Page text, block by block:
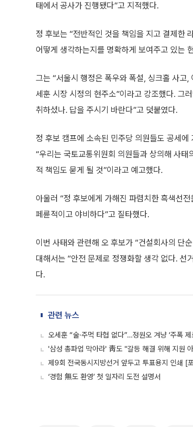
태에서 공사가 진행됐다”고 지적했다.
정 후보는 “전반적인 것을 책임을 지고 결제한
어떻게 생각하는지를 명확하게 보여주고 있는
그는 “서울시 행정은 폭우와 폭설, 싱크홀 사고
세훈 시장 시정의 현주소”이라고 강조했다. 그
취하셨나. 답을 주시기 바란다”고 덧붙였다.
정 후보 캠프에 소속된 민주당 의원들도 공세
“우리는 국토교통위원회 의원들과 상의해 사
적 책임도 묻게 될 것”이라고 예고했다.
아울러 “정 후보에게 가해진 파렴치한 흑색선
페륜적이고 야비하다”고 질타했다.
이번 사태와 관련해 오 후보가 “건설회사의 단
대해서는 “안전 문제로 정쟁화할 생각 없다. 선
다.
관련 뉴스
오세훈 “술·주먹 타협 없다”…정원오 겨냥 ‘주폭 제
'삼성 총파업 막아라' 靑도 "갈등 해결 위해 지원
제9회 전국동시지방선거 앞두고 투표용지 인쇄 [
‘경험 無도 환영’ 첫 일자리 도전 설명서